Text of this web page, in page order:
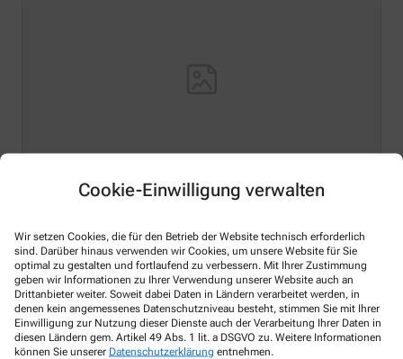
Cookie-Einwilligung verwalten
Wir setzen Cookies, die für den Betrieb der Website technisch erforderlich
sind. Darüber hinaus verwenden wir Cookies, um unsere Website für Sie
optimal zu gestalten und fortlaufend zu verbessern. Mit Ihrer Zustimmung
geben wir Informationen zu Ihrer Verwendung unserer Website auch an
Drittanbieter weiter. Soweit dabei Daten in Ländern verarbeitet werden, in
denen kein angemessenes Datenschutzniveau besteht, stimmen Sie mit Ihrer
Einwilligung zur Nutzung dieser Dienste auch der Verarbeitung Ihrer Daten in
diesen Ländern gem. Artikel 49 Abs. 1 lit. a DSGVO zu. Weitere Informationen
können Sie unserer Datenschutzerklärung entnehmen.
Hello world!
Welcome to WordPress on Azure Sites. This is your first
post. Edit or delete it, then start writing!
Mehr Lesen